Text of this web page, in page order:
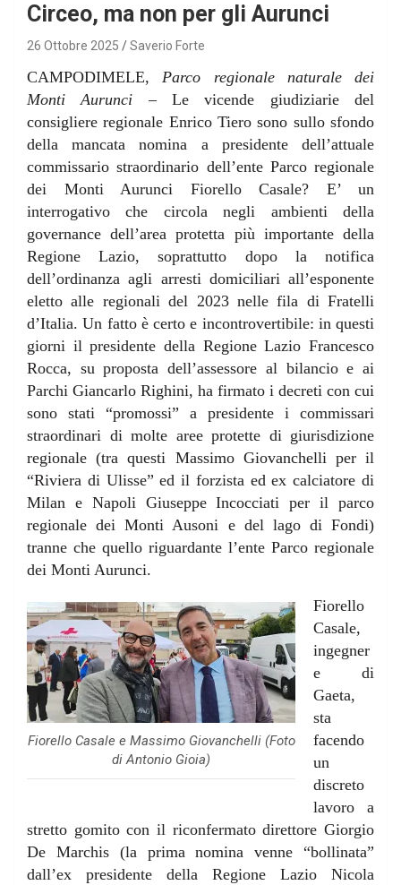
Circeo, ma non per gli Aurunci
26 Ottobre 2025 Saverio Forte
CAMPODIMELE, Parco regionale naturale dei
Monti Aurunci – Le vicende giudiziarie del
consigliere regionale Enrico Tiero sono sullo sfondo
della mancata nomina a presidente dell’attuale
commissario straordinario dell’ente Parco regionale
dei Monti Aurunci Fiorello Casale? E’ un
interrogativo che circola negli ambienti della
governance dell’area protetta più importante della
Regione Lazio, soprattutto dopo la notifica
dell’ordinanza agli arresti domiciliari all’esponente
eletto alle regionali del 2023 nelle fila di Fratelli
d’Italia. Un fatto è certo e incontrovertibile: in questi
giorni il presidente della Regione Lazio Francesco
Rocca, su proposta dell’assessore al bilancio e ai
Parchi Giancarlo Righini, ha firmato i decreti con cui
sono stati “promossi” a presidente i commissari
straordinari di molte aree protette di giurisdizione
regionale (tra questi Massimo Giovanchelli per il
“Riviera di Ulisse” ed il forzista ed ex calciatore di
Milan e Napoli Giuseppe Incocciati per il parco
regionale dei Monti Ausoni e del lago di Fondi)
tranne che quello riguardante l’ente Parco regionale
dei Monti Aurunci.
Fiorello Casale e Massimo Giovanchelli (Foto
di Antonio Gioia)
Fiorello
Casale,
ingegner
e di
Gaeta,
sta
facendo
un
discreto
lavoro a
stretto gomito con il riconfermato direttore Giorgio
De Marchis (la prima nomina venne “bollinata”
dall’ex presidente della Regione Lazio Nicola